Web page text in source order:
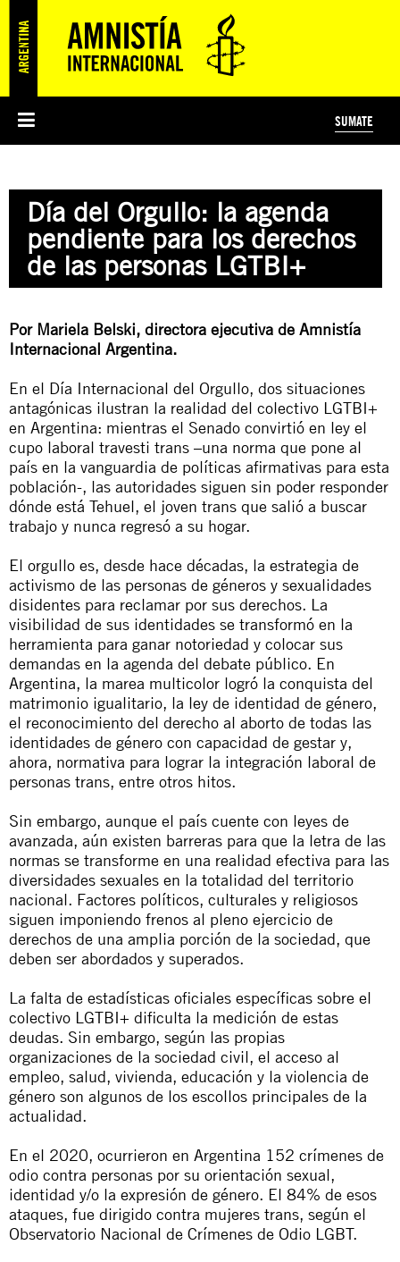
PREGUNTAS FRECUENTES
ÁREAS TEMÁTICAS
JUSTICIA INTERNACIONAL
EDUCACIÓN EN DERECHOS HUMANOS Y JÓVENES
PRENSA
SUSCRIBITE
SUMATE
PREGUNTAS FRECUENTES
Día del Orgullo: la agenda
pendiente para los derechos
de las personas LGTBI+
Por Mariela Belski, directora ejecutiva de Amnistía
Internacional Argentina.
En el Día Internacional del Orgullo, dos situaciones
antagónicas ilustran la realidad del colectivo LGTBI+
en Argentina: mientras el Senado convirtió en ley el
cupo laboral travesti trans –una norma que pone al
país en la vanguardia de políticas afirmativas para esta
población-, las autoridades siguen sin poder responder
dónde está Tehuel, el joven trans que salió a buscar
trabajo y nunca regresó a su hogar.
El orgullo es, desde hace décadas, la estrategia de
activismo de las personas de géneros y sexualidades
disidentes para reclamar por sus derechos. La
visibilidad de sus identidades se transformó en la
herramienta para ganar notoriedad y colocar sus
demandas en la agenda del debate público. En
Argentina, la marea multicolor logró la conquista del
matrimonio igualitario, la ley de identidad de género,
el reconocimiento del derecho al aborto de todas las
identidades de género con capacidad de gestar y,
ahora, normativa para lograr la integración laboral de
personas trans, entre otros hitos.
Sin embargo, aunque el país cuente con leyes de
avanzada, aún existen barreras para que la letra de las
normas se transforme en una realidad efectiva para las
diversidades sexuales en la totalidad del territorio
nacional. Factores políticos, culturales y religiosos
siguen imponiendo frenos al pleno ejercicio de
derechos de una amplia porción de la sociedad, que
deben ser abordados y superados.
La falta de estadísticas oficiales específicas sobre el
colectivo LGTBI+ dificulta la medición de estas
deudas. Sin embargo, según las propias
organizaciones de la sociedad civil, el acceso al
empleo, salud, vivienda, educación y la violencia de
género son algunos de los escollos principales de la
actualidad.
En el 2020, ocurrieron en Argentina 152 crímenes de
odio contra personas por su orientación sexual,
identidad y/o la expresión de género. El 84% de esos
ataques, fue dirigido contra mujeres trans, según el
Observatorio Nacional de Crímenes de Odio LGBT.